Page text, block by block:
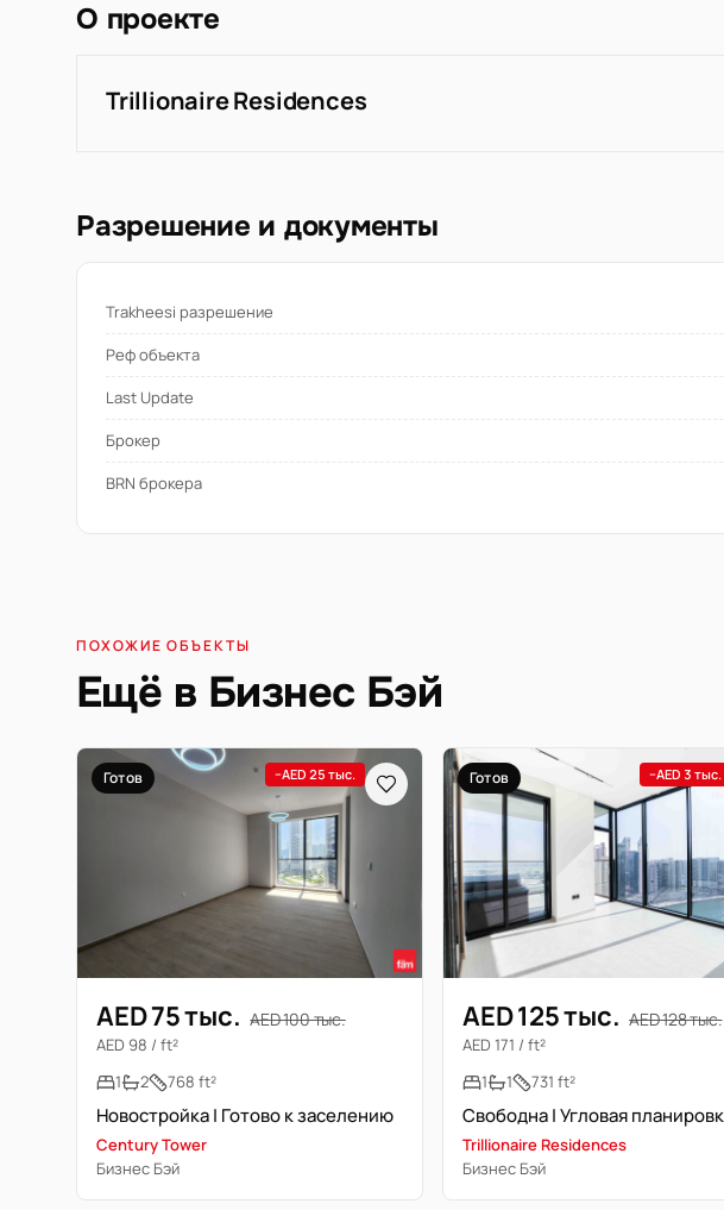
О проекте
Trillionaire Residences
Разрешение и документы
Trakheesi разрешение
Реф объекта
Last Update
Брокер
BRN брокера
ПОХОЖИЕ ОБЪЕКТЫ
Ещё в Бизнес Бэй
Готов −AED 25 тыс.
AED 75 тыс. AED 100 тыс.
AED 98 / ft²
1
2 768 ft²
Новостройка | Готово к заселению
Century Tower
Бизнес Бэй
Готов −AED 3 тыс.
AED 125 тыс. AED 128 тыс.
AED 171 / ft²
1
1 731 ft²
Trillionaire Residences
Бизнес Бэй